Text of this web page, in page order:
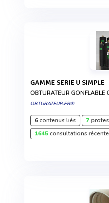
GAMME SERIE U SIMPLE
OBTURATEUR GONFLABLE
OBTURATEUR.FR®
6contenus liés 7
1645consultations